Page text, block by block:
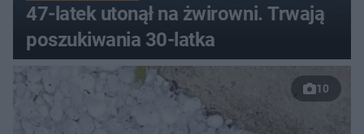
47-latek utonął na żwirowni. Trwają
poszukiwania 30-latka
10